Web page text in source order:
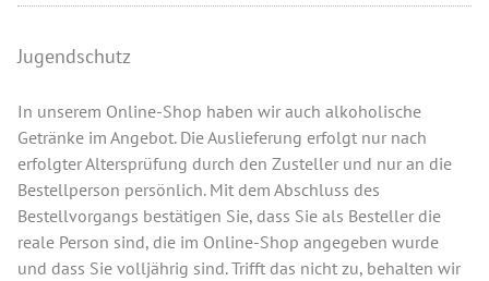
Jugendschutz
In unserem Online-Shop haben wir auch alkoholische
Getränke im Angebot. Die Auslieferung erfolgt nur nach
erfolgter Altersprüfung durch den Zusteller und nur an die
Bestellperson persönlich. Mit dem Abschluss des
Bestellvorgangs bestätigen Sie, dass Sie als Besteller die
reale Person sind, die im Online-Shop angegeben wurde
und dass Sie volljährig sind. Trifft das nicht zu, behalten wir